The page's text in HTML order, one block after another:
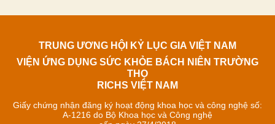
TRUNG ƯƠNG HỘI KỶ LỤC GIA VIỆT NAM
VIỆN ỨNG DỤNG SỨC KHỎE BÁCH NIÊN TRƯỜNG
THỌ
RICHS VIỆT NAM
Giấy chứng nhận đăng ký hoạt động khoa học và công nghệ số:
A-1216 do Bộ Khoa học và Công nghệ